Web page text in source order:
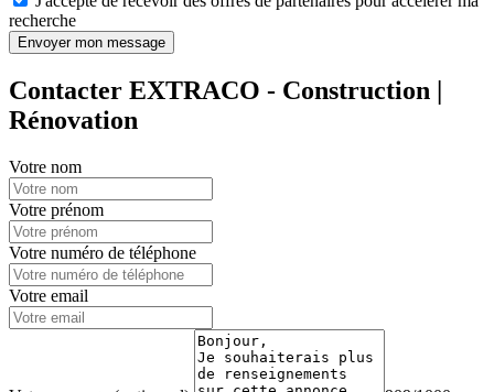
recherche
Envoyer mon message
Contacter EXTRACO - Construction |
Rénovation
Votre nom
Votre prénom
Votre numéro de téléphone
Votre email